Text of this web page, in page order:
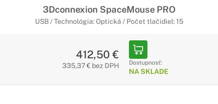
3Dconnexion SpaceMouse PRO
USB / Technológia: Optická / Počet tlačidiel: 15
412,50 €
335,37 € bez DPH Dostupnosť:
NA SKLADE